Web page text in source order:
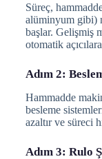
Süreç,
alüminyum gibi)
başlar. Gelişmiş
otomatik
Adım 2:
Hammadde
besleme
azaltır ve süreci
Adım 3: Rulo